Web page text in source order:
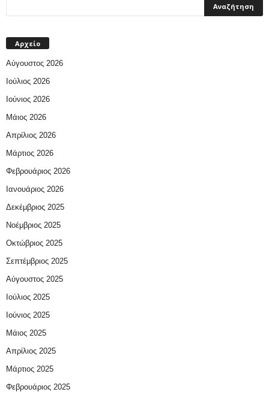
Αρχείο
Αύγουστος 2026
Ιούλιος 2026
Ιούνιος 2026
Μάιος 2026
Απρίλιος 2026
Μάρτιος 2026
Φεβρουάριος 2026
Ιανουάριος 2026
Δεκέμβριος 2025
Νοέμβριος 2025
Οκτώβριος 2025
Σεπτέμβριος 2025
Αύγουστος 2025
Ιούλιος 2025
Ιούνιος 2025
Μάιος 2025
Απρίλιος 2025
Μάρτιος 2025
Φεβρουάριος 2025